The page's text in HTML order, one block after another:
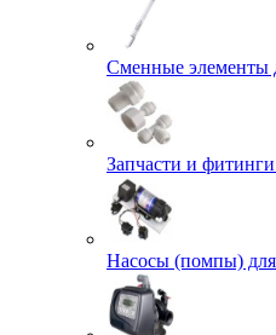
Сменные элементы
Запчасти и
Насосы (помпы) для